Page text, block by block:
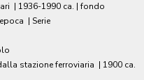
| 1936-1990 ca. | fondo
| Serie
stazione ferroviaria | 1900 ca.